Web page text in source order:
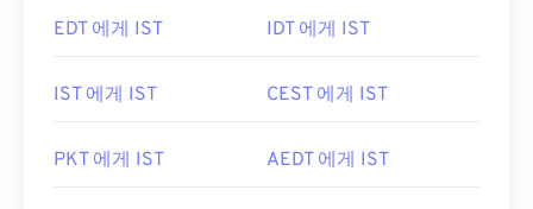
EDT 에게 IST IDT 에게 IST
IST 에게 IST CEST 에게 IST
PKT 에게 IST AEDT 에게 IST